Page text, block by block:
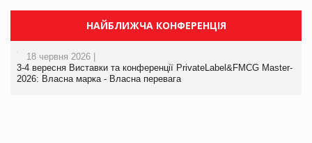
НАЙБЛИЖЧА КОНФЕРЕНЦІЯ
18 червня 2026 |
3-4 вересня Виставки та конференції PrivateLabel&FMCG Master-
2026: Власна марка - Власна перевага